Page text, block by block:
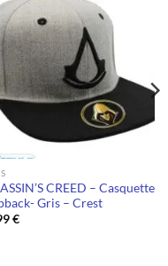
CREED – Casquette
Gris – Crest
€